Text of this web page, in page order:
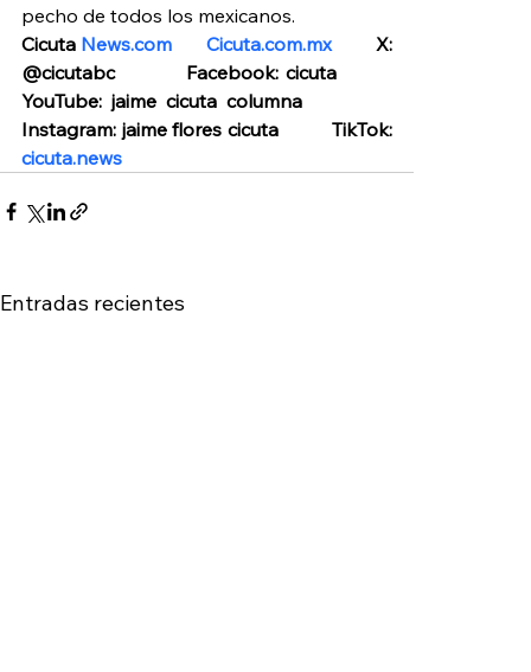
pecho de todos los mexicanos.
Cicuta News.com Cicuta.com.mx X:
@cicutabc          Facebook: cicuta
YouTube: jaime cicuta columna
Instagram: jaime flores cicuta          TikTok:
cicuta.news
Entradas recientes